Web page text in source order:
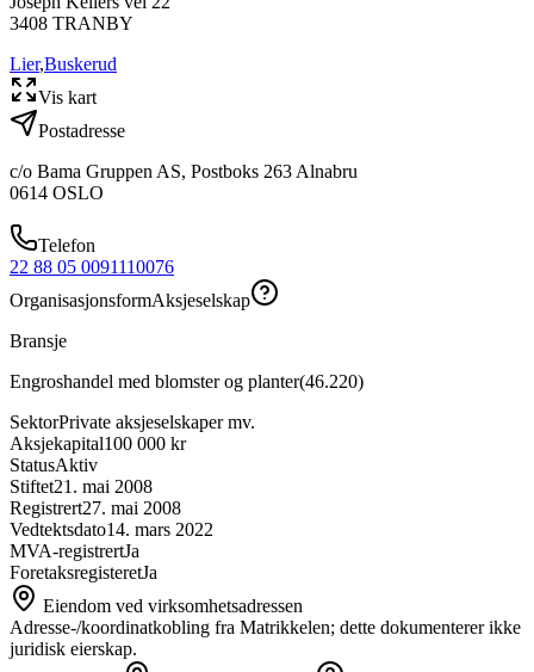
3408 TRANBY
Lier,Buskerud
Vis kart
Postadresse
c/o Bama Gruppen AS, Postboks 263 Alnabru
0614 OSLO
Telefon
22 88 05 0091110076
OrganisasjonsformAksjeselskap
Bransje
Engroshandel med blomster og planter(46.220)
SektorPrivate aksjeselskaper mv.
Aksjekapital100 000 kr
StatusAktiv
Stiftet21. mai 2008
Registrert27. mai 2008
Vedtektsdato14. mars 2022
MVA-registrertJa
ForetaksregisteretJa
Eiendom ved virksomhetsadressen
Adresse-/koordinatkobling fra Matrikkelen; dette dokumenterer ikke
juridisk eierskap.